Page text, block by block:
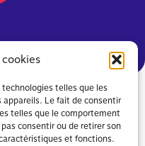
telles que les
appareils. Le fait de consentir
telles que le comportement
consentir ou de retirer son
et fonctions.